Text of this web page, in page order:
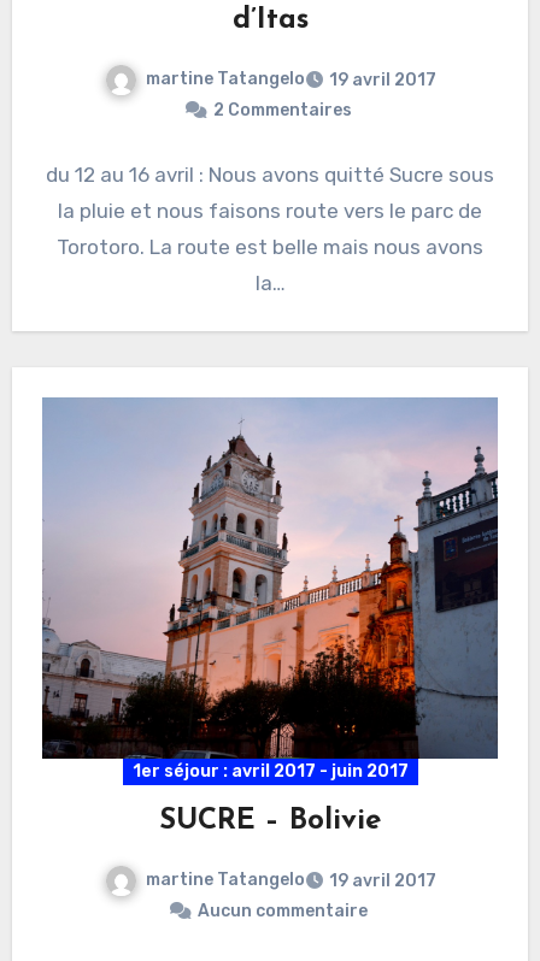
d’Itas
martine Tatangelo
19 avril 2017
2 Commentaires
du 12 au 16 avril : Nous avons quitté Sucre sous
la pluie et nous faisons route vers le parc de
Torotoro. La route est belle mais nous avons
la…
1er séjour : avril 2017 - juin 2017
SUCRE – Bolivie
martine Tatangelo
19 avril 2017
Aucun commentaire